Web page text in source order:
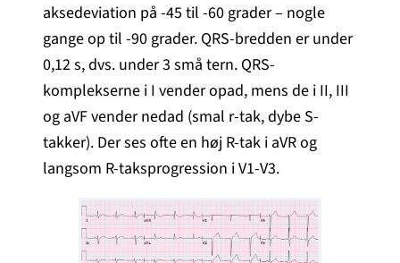
aksedeviation på -45 til -60 grader – nogle
gange op til -90 grader. QRS-bredden er under
0,12 s, dvs. under 3 små tern. QRS-
komplekserne i I vender opad, mens de i II, III
og aVF vender nedad (smal r-tak, dybe S-
takker). Der ses ofte en høj R-tak i aVR og
langsom R-taksprogression i V1-V3.